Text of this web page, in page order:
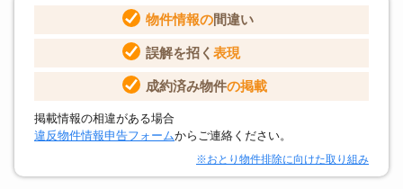
物件情報の間違い
誤解を招く 表現
成約済み物件の掲載
掲載情報の相違がある場合
違反物件情報申告フォームからご連絡ください。
※おとり物件排除に向けた取り組み